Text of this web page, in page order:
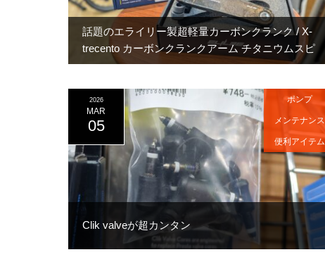
話題のエライリー製超軽量カーボンクランク / X-
trecento カーボンクランクアーム チタニウムスピ
ンドル(φ24mm) ELILEE
Clik valveが超カンタン
2026
MAR
05
ポンプ
メンテナンス
便利アイテム